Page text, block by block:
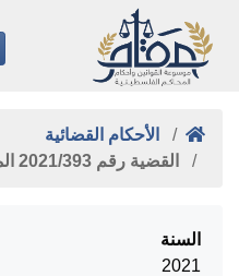
الأحكام القضائية
القضية رقم ‎393‏/‎2021‏ المنعقدة …
السنة
2021